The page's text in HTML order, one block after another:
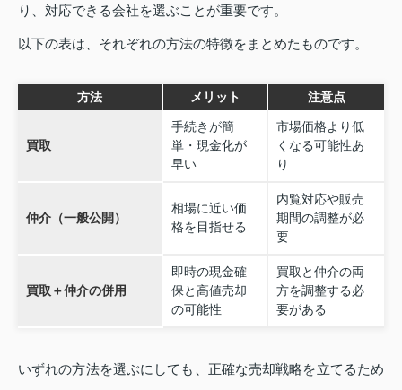
り、対応できる会社を選ぶことが重要です。
以下の表は、それぞれの方法の特徴をまとめたものです。
方法 メリット 注意点
買取
手続きが簡
単・現金化が
早い
市場価格より低
くなる可能性あ
り
仲介（一般公開）
相場に近い価
格を目指せる
内覧対応や販売
期間の調整が必
要
買取＋仲介の併用
即時の現金確
保と高値売却
の可能性
買取と仲介の両
方を調整する必
要がある
いずれの方法を選ぶにしても、正確な売却戦略を立てるため